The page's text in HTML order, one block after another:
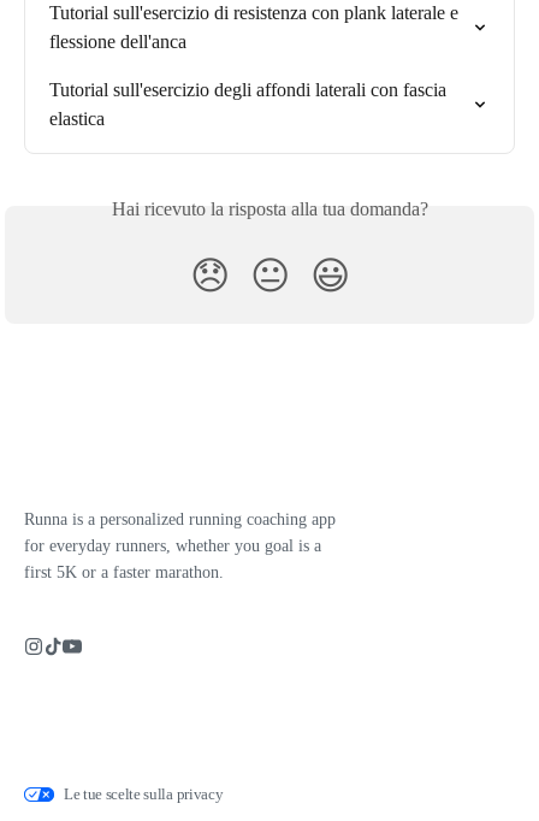
Tutorial sull'esercizio di resistenza con plank laterale e
flessione dell'anca
Tutorial sull'esercizio degli affondi laterali con fascia
elastica
Hai ricevuto la risposta alla tua domanda?
😞 😐 😃
Runna is a personalized running coaching app
for everyday runners, whether you goal is a
first 5K or a faster marathon.
Le tue scelte sulla privacy